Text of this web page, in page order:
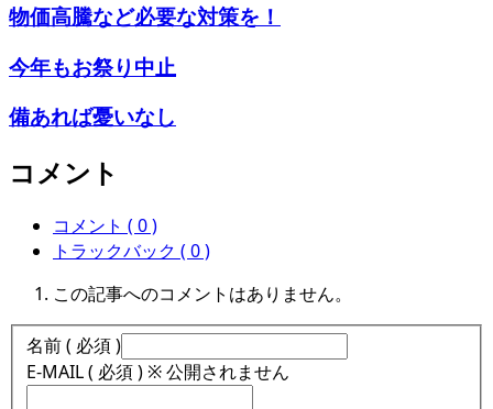
物価高騰など必要な対策を！
今年もお祭り中止
備あれば憂いなし
コメント
コメント ( 0 )
トラックバック ( 0 )
この記事へのコメントはありません。
名前 ( 必須 )
E-MAIL ( 必須 ) ※ 公開されません